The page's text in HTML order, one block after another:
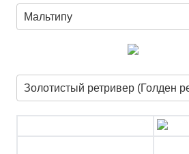
Мальтипу
Золотистый ретривер (Голден